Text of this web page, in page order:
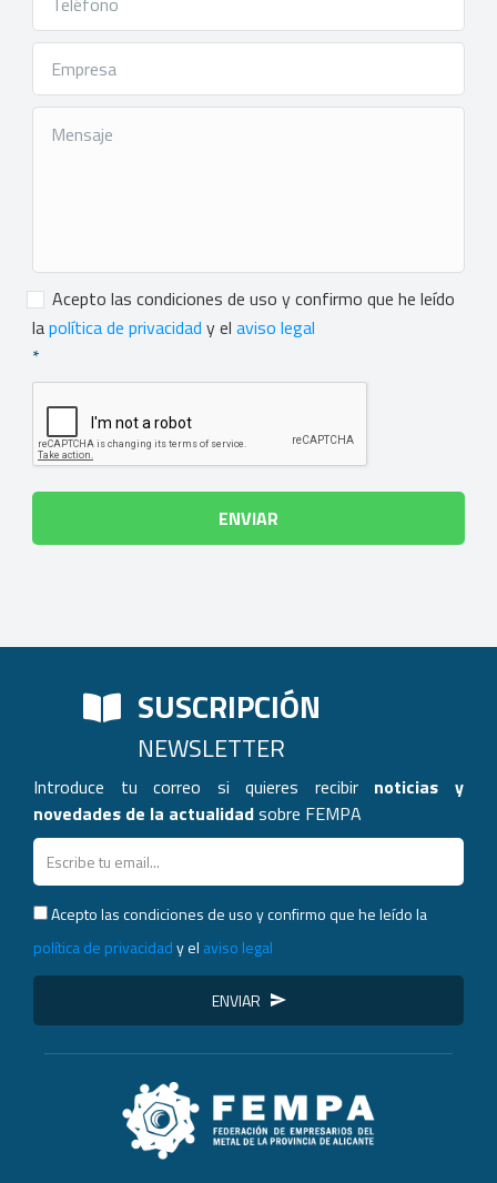
Consentimiento*
Acepto las condiciones de uso y confirmo que he leído
lapolítica de privacidad y el aviso legal
*
SUSCRIPCIÓN
NEWSLETTER
Introduce tu correo si quieres recibir noticias y
novedades de la actualidadsobre FEMPA
Acepto las condiciones de uso y confirmo que he leído la
política de privacidady el aviso legal
ENVIAR